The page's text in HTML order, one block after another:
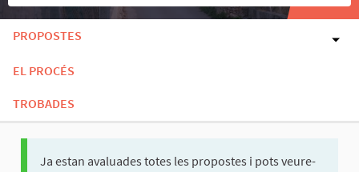
PROPOSTES
EL PROCÉS
TROBADES
Ja estan avaluades totes les propostes i pots veure-